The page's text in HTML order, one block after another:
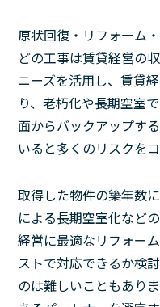
原状回復・リフォーム
どの工事は賃貸経営の
ニーズを活用し、賃貸
り、老朽化や長期空室
面からバックアップす
いると多くのリスクを
取得した物件の築年数
による長期空室化など
経営に最適なリフォー
ストで対応できるか検
のは難しいこともあり